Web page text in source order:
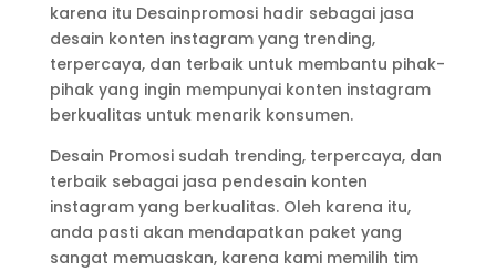
karena itu Desainpromosi hadir sebagai jasa
desain konten instagram yang trending,
terpercaya, dan terbaik untuk membantu pihak-
pihak yang ingin mempunyai konten instagram
berkualitas untuk menarik konsumen.
Desain Promosi sudah trending, terpercaya, dan
terbaik sebagai jasa pendesain konten
instagram yang berkualitas. Oleh karena itu,
anda pasti akan mendapatkan paket yang
sangat memuaskan, karena kami memilih tim